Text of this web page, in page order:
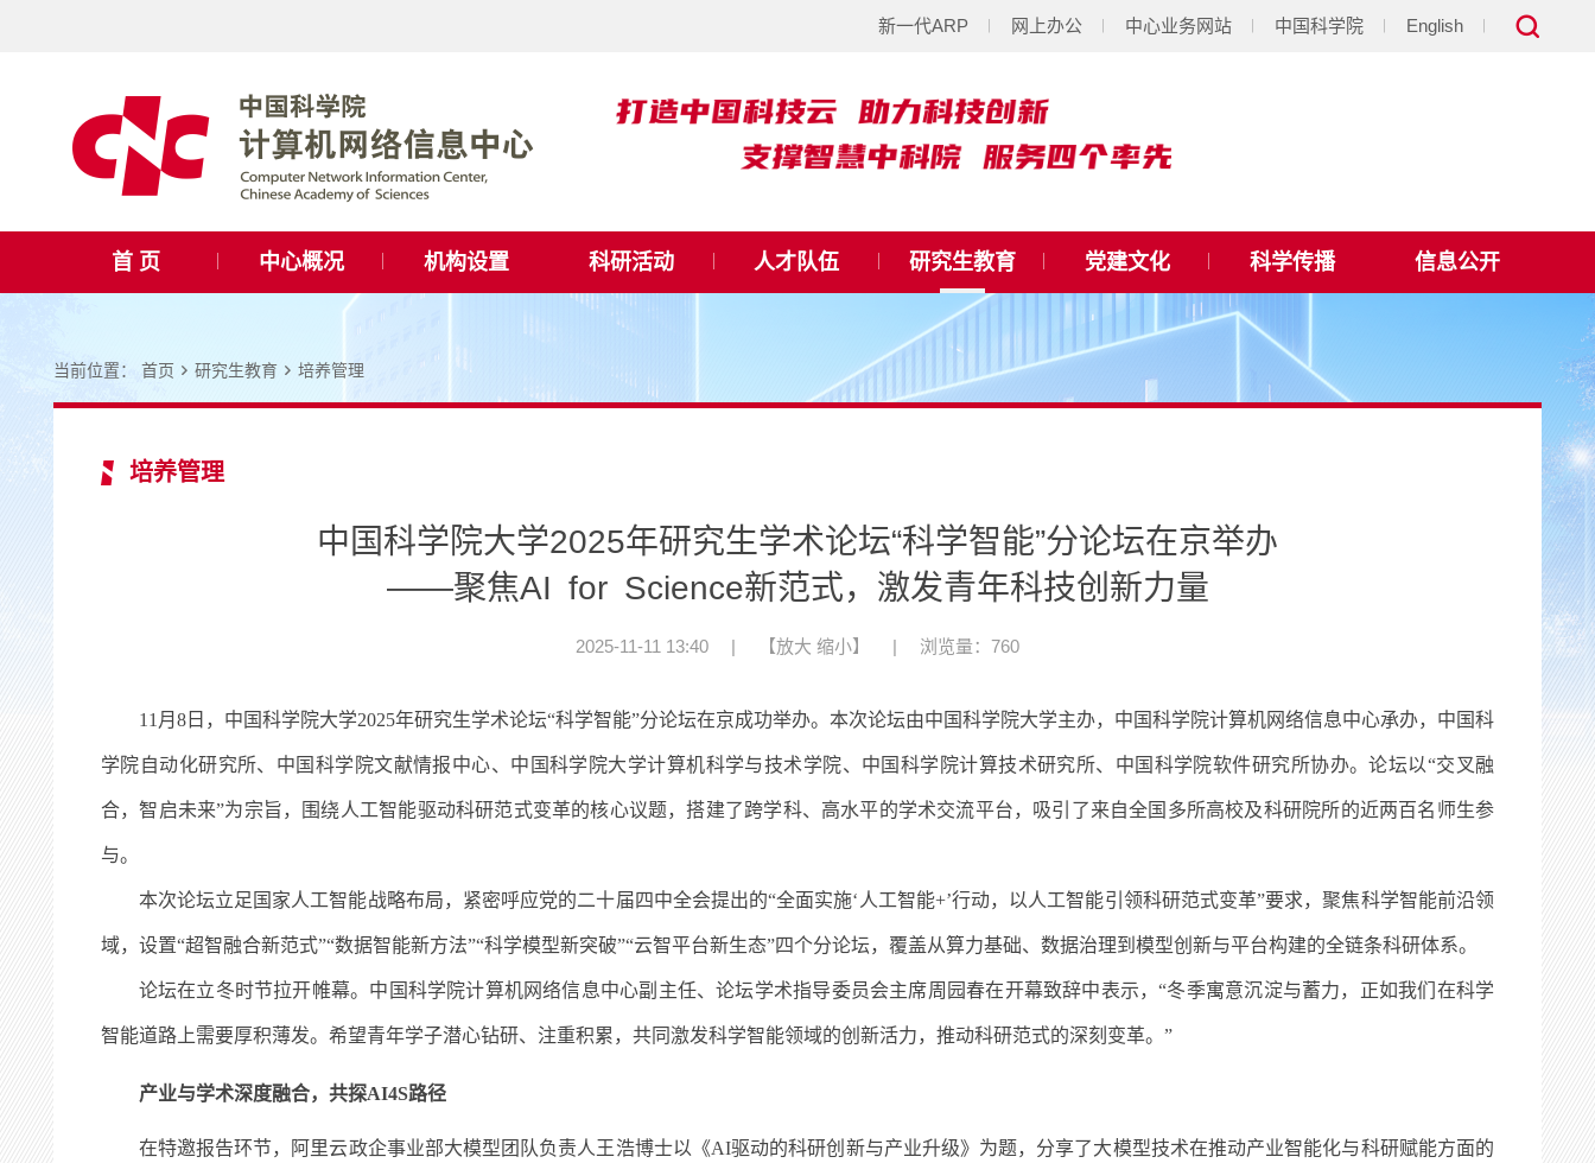
新一代ARP 网上办公 中心业务网站 中国科学院 English
首 页 中心概况 机构设置 科研活动 人才队伍 研究生教育 党建文化 科学传播 信息公开
当前位置： 首页 研究生教育 培养管理
培养管理
中国科学院大学2025年研究生学术论坛“科学智能”分论坛在京举办
——聚焦AI for Science新范式，激发青年科技创新力量
2025-11-11 13:40 | 【放大 缩小】 | 浏览量：760
11 月 8日，中国科学院大学2025年研究生学术论坛“科学智能”分论坛在京成功举办。本次论坛由中国科学院大学主办，中国科学院计算机网络信息中心承办，中国科
学院自动化研究所、中国科学院文献情报中心、中国科学院大学计算机科学与技术学院、中国科学院计算技术研究所、中国科学院软件研究所协办。论坛以“交叉融
合，智启未来”为宗旨，围绕人工智能驱动科研范式变革的核心议题，搭建了跨学科、高水平的学术交流平台，吸引了来自全国多所高校及科研院所的近两百名师生参
与。
本次论坛立足国家人工智能战略布局，紧密呼应党的二十届四中全会提出的“全面实施‘人工智能+’行动，以人工智能引领科研范式变革”要求，聚焦科学智能前沿领
域，设置“超智融合新范式”“数据智能新方法”“科学模型新突破”“云智平台新生态”四个分论坛，覆盖从算力基础、数据治理到模型创新与平台构建的全链条科研体系。
论坛在立冬时节拉开帷幕。中国科学院计算机网络信息中心副主任、论坛学术指导委员会主席周园春在开幕致辞中表示，“冬季寓意沉淀与蓄力，正如我们在科学
智能道路上需要厚积薄发。希望青年学子潜心钻研、注重积累，共同激发科学智能领域的创新活力，推动科研范式的深刻变革。”
产业与学术深度融合，共探AI4S路径
在特邀报告环节，阿里云政企事业部大模型团队负责人王浩博士以《AI驱动的科研创新与产业升级》为题，分享了大模型技术在推动产业智能化与科研赋能方面的